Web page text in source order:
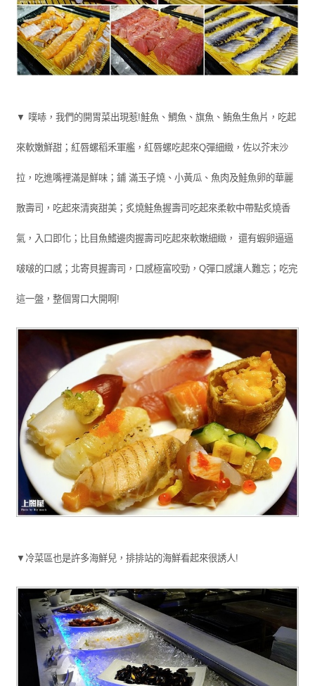
▼ 噗哧，我們的開胃菜出現惹!鮭魚、鯛魚、旗魚、鮪魚生魚片，吃起
來軟嫩鮮甜；紅唇螺稻禾軍艦，紅唇螺吃起來Q彈細緻，佐以芥末沙
拉，吃進嘴裡滿是鮮味；鋪 滿玉子燒、小黃瓜、魚肉及鮭魚卵的華麗
散壽司，吃起來清爽甜美；炙燒鮭魚握壽司吃起來柔軟中帶點炙燒香
氣，入口即化；比目魚鰭邊肉握壽司吃起來軟嫩細緻， 還有蝦卵逼逼
啵啵的口感；北寄貝握壽司，口感極富咬勁，Q彈口感讓人難忘；吃完
這一盤，整個胃口大開啊!
▼冷菜區也是許多海鮮兒，排排站的海鮮看起來很誘人!